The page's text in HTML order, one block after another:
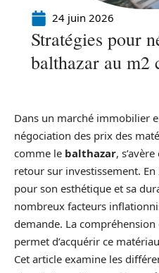
24 juin 2026
Stratégies pour
balthazar au m2
Dans un marché immobilier
négociation des prix des
comme le balthazar,
retour sur investissement.
pour son esthétique et sa
nombreux facteurs
demande. La
permet d’acquérir ce
Cet article examine les